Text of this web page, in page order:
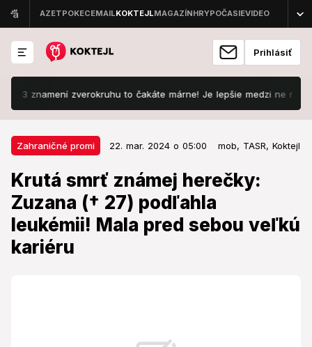
Prihlásiť
znamení zverokruhu to čakáte márne! Je lepšie medzi ne nepatriť
Zahraničné promi 22. mar. 2024 o 05:00 mob, TASR, Koktejl
Krutá smrť známej herečky:
Zuzana († 27) podľahla
leukémii! Mala pred sebou veľkú
kariéru
Zahraničné promi 22. mar. 2024 o 05:00
Krutá smrť známej herečky:
Zuzana († 27) podľahla leukémii!
Mala pred sebou veľkú kariéru
Mala celý život pred sebou.